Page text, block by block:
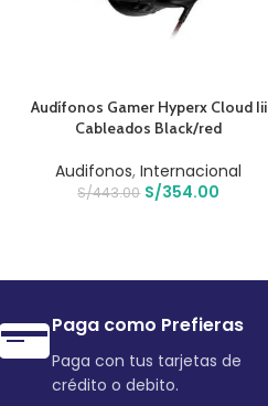
AÑADIR AL CARRITO
Audífonos Gamer Hyperx Cloud Iii
Cableados Black/red
Audifonos,Internacional
S/443.00 S/354.00
Paga como Prefieras
Paga con tus tarjetas de
crédito o debito.